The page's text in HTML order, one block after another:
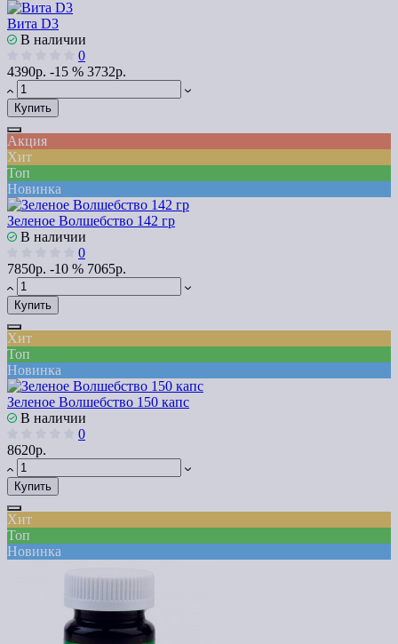
Вита D3
В наличии
0
4390р. -15 % 3732р.
Купить
Акция
Хит
Топ
Новинка
Зеленое Волшебство 142 гр
В наличии
0
7850р. -10 % 7065р.
Купить
Хит
Топ
Новинка
Зеленое Волшебство 150 капс
В наличии
0
8620р.
Купить
Хит
Топ
Новинка